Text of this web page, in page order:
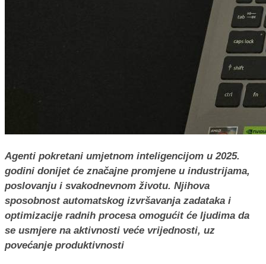
Agenti pokretani umjetnom inteligencijom u 2025.
godini donijet će značajne promjene u industrijama,
poslovanju i svakodnevnom životu. Njihova
sposobnost automatskog izvršavanja zadataka i
optimizacije radnih procesa omogućit će ljudima da
se usmjere na aktivnosti veće vrijednosti, uz
povećanje produktivnosti